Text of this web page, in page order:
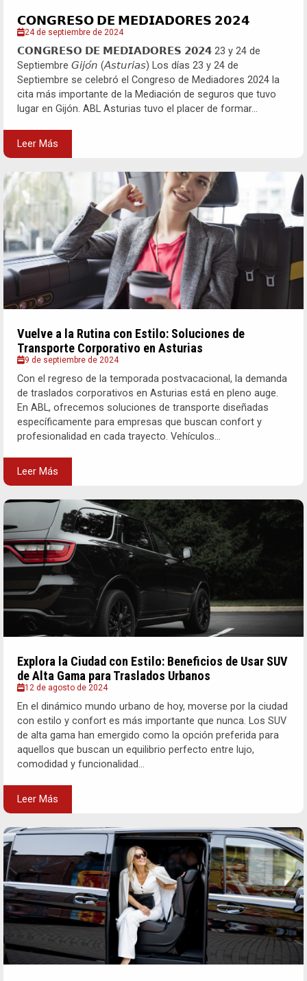
𝗖𝗢𝗡𝗚𝗥𝗘𝗦𝗢 𝗗𝗘 𝗠𝗘𝗗𝗜𝗔𝗗𝗢𝗥𝗘𝗦 𝟮𝟬𝟮𝟰
24 de septiembre de 2024
𝗖𝗢𝗡𝗚𝗥𝗘𝗦𝗢 𝗗𝗘 𝗠𝗘𝗗𝗜𝗔𝗗𝗢𝗥𝗘𝗦 𝟮𝟬𝟮𝟰 23 y 24 de
Septiembre 𝘎𝘪𝘫𝘰́𝘯 (𝘈𝘴𝘵𝘶𝘳𝘪𝘢𝘴) Los días 23 y 24 de
Septiembre se celebró el Congreso de Mediadores 2024 la
cita más importante de la Mediación de seguros que tuvo
lugar en Gijón. ABL Asturias tuvo el placer de formar...
Leer Más
Vuelve a la Rutina con Estilo: Soluciones de
Transporte Corporativo en Asturias
9 de septiembre de 2024
Con el regreso de la temporada postvacacional, la demanda
de traslados corporativos en Asturias está en pleno auge.
En ABL, ofrecemos soluciones de transporte diseñadas
específicamente para empresas que buscan confort y
profesionalidad en cada trayecto. Vehículos...
Leer Más
Explora la Ciudad con Estilo: Beneficios de Usar SUV
de Alta Gama para Traslados Urbanos
12 de agosto de 2024
En el dinámico mundo urbano de hoy, moverse por la ciudad
con estilo y confort es más importante que nunca. Los SUV
de alta gama han emergido como la opción preferida para
aquellos que buscan un equilibrio perfecto entre lujo,
comodidad y funcionalidad...
Leer Más